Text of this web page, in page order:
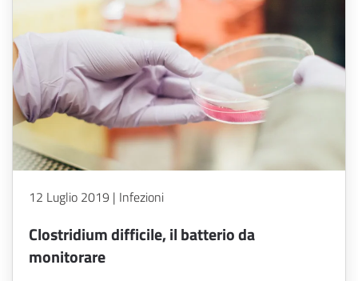
12 Luglio 2019 | Infezioni
Clostridium difficile, il batterio da
monitorare